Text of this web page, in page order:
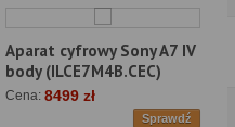
Aparat cyfrowy Sony A7 IV
body (ILCE7M4B.CEC)
Cena: 8499 zł
Sprawdź